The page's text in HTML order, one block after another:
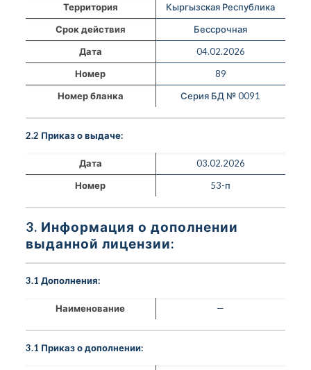
Территория
Кыргызская Республика
Срок действия
Бессрочная
Дата
04.02.2026
Номер
89
Номер бланка
Серия БД № 0091
2.2 Приказ о выдаче:
Дата
03.02.2026
Номер
53-п
3. Информация о дополнении
выданной лицензии:
3.1 Дополнения:
Наименование —
3.1 Приказ о дополнении: